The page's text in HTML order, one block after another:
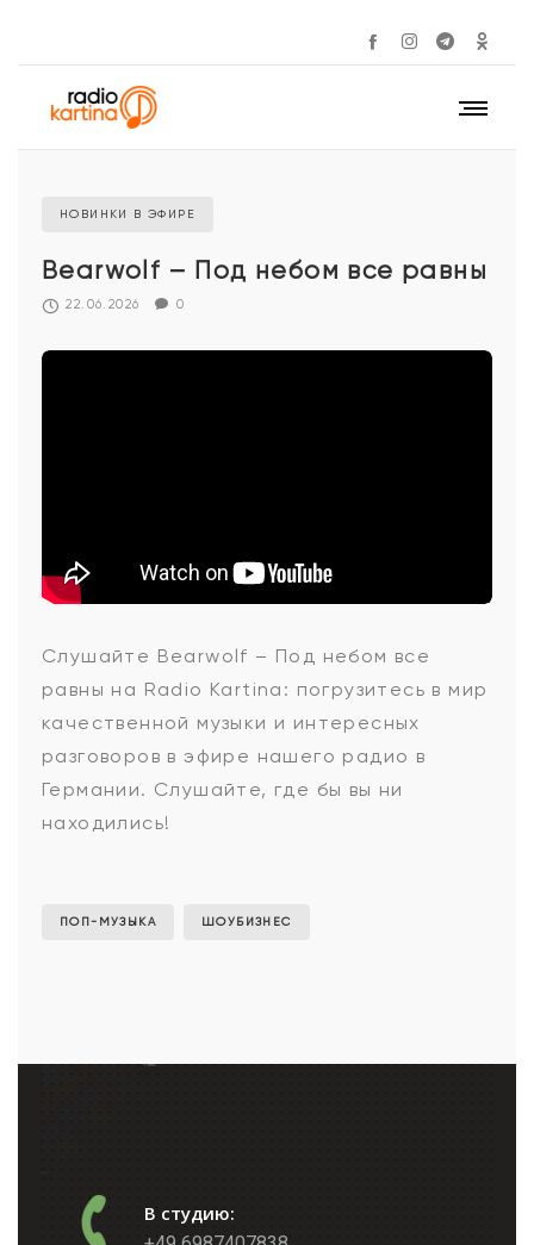
НОВИНКИ В ЭФИРЕ
Bearwolf – Под небом все равны
22.06.2026 0
Bearwolf
-
Под
Слушайте Bearwolf – Под небом все
равны на Radio Kartina: погрузитесь в мир
качественной музыки и интересных
разговоров в эфире нашего радио в
Германии. Слушайте, где бы вы ни
находились!
ПОП-МУЗЫКА ШОУБИЗНЕС
В студию: